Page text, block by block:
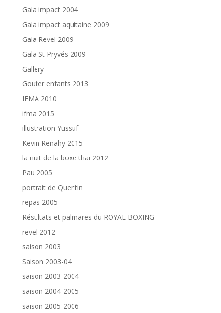
Gala impact 2004
Gala impact aquitaine 2009
Gala Revel 2009
Gala St Pryvés 2009
Gallery
Gouter enfants 2013
IFMA 2010
ifma 2015
illustration Yussuf
Kevin Renahy 2015
la nuit de la boxe thai 2012
Pau 2005
portrait de Quentin
repas 2005
Résultats et palmares du ROYAL BOXING
revel 2012
saison 2003
Saison 2003-04
saison 2003-2004
saison 2004-2005
saison 2005-2006